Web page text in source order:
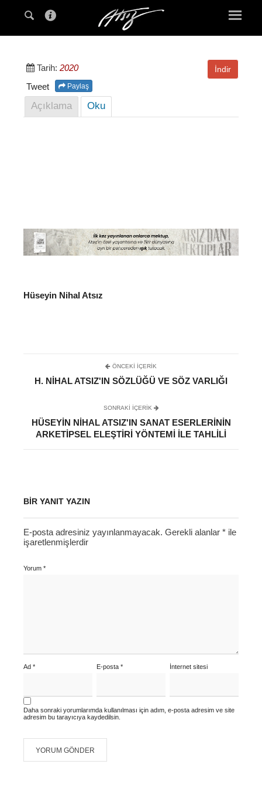
İndir
Tarih: 2020
Paylaş
Tweet
Açıklama Oku
Hüseyin Nihal Atsız
ÖNCEKI İÇERIK
H. NIHAL ATSIZ'IN SÖZLÜĞÜ VE SÖZ VARLIĞI
SONRAKI IÇERIK
HÜSEYIN NIHAL ATSIZ'IN SANAT ESERLERININ
ARKETIPSEL ELEŞTIRI YÖNTEMI ILE TAHLILI
BIR YANIT YAZIN
E-posta adresiniz yayınlanmayacak. Gerekli alanlar * ile
işaretlenmişlerdir
Yorum *
Ad * E-posta* İnternet sitesi
Daha sonraki yorumlarımda kullanılması için adım, e-posta adresim ve site
adresim bu tarayıcıya kaydedilsin.